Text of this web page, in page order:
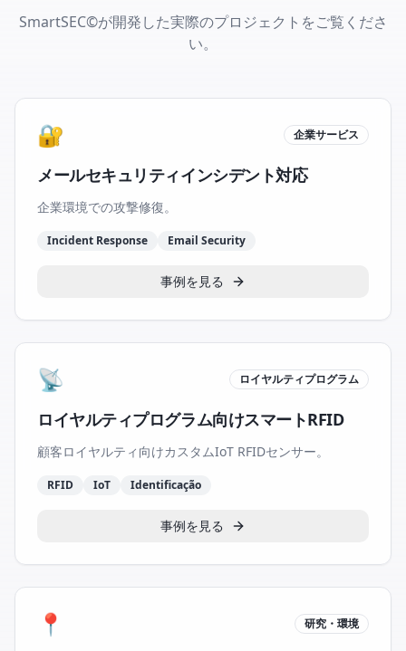
SmartSEC©が開発した実際のプロジェクトをご覧くださ
い。
🔐 企業サービス
メールセキュリティインシデント対応
企業環境での攻撃修復。
Incident Response Email Security
事例を見る
📡 ロイヤルティプログラム
ロイヤルティプログラム向けスマートRFID
顧客ロイヤルティ向けカスタムIoT RFIDセンサー。
RFID IoT Identificação
事例を見る
📍 研究・環境